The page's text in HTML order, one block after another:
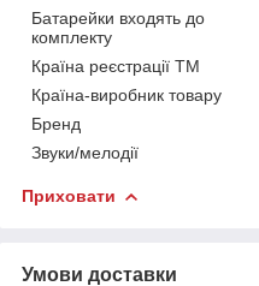
Батарейки входять до
комплекту
Країна реєстрації ТМ
Країна-виробник товару
Бренд
Звуки/мелодії
Приховати
Умови доставки